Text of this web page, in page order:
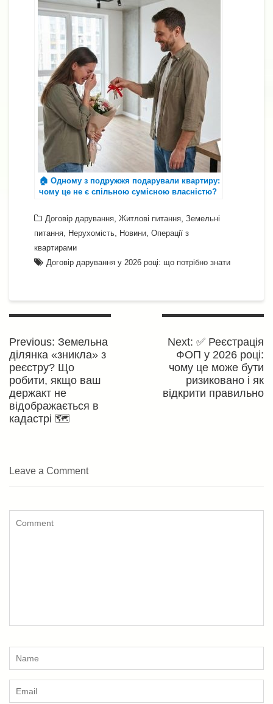
🏠 Одному з подружжя подарували квартиру:
чому це не є спільною сумісною власністю?
Договір дарування Житлові питання Земельні
питання
Нерухомість Новини Операції з
квартирами
Договір дарування у 2026 році: що потрібно знати
Навігація
Previous: Previous
post:
Земельна
ділянка «зникла» з
реєстру? Що
робити, якщо ваш
держакт не
відображається в
кадастрі 🗺️
Next: Next
post:
✅ Реєстрація
ФОП у 2026 році:
чому це може бути
ризиковано і як
відкрити правильно
Leave a Comment